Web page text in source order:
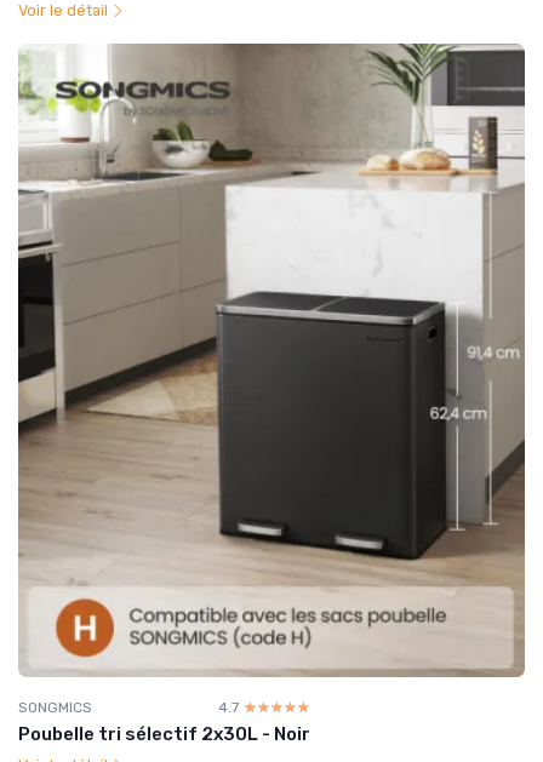
Voir le détail
SONGMICS 4.7 ☆☆☆☆☆
★★★★★
Poubelle tri sélectif 2x30L - Noir